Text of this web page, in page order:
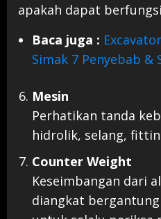
apakah dapat
Baca juga :
Simak 7 Penyebab &
Mesin
Perhatikan tanda
hidrolik, selang,
Counter Weight
Keseimbangan dari
diangkat